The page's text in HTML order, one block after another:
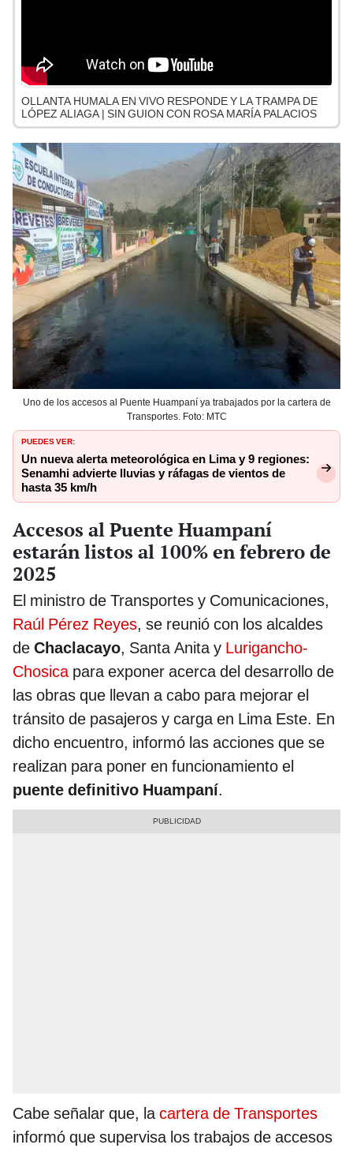
OLLANTA HUMALA EN VIVO RESPONDE Y LA TRAMPA DE
LÓPEZ ALIAGA | SIN GUION CON ROSA MARÍA PALACIOS
Uno de los accesos al Puente Huampaní ya trabajados por la cartera de
Transportes. Foto: MTC
PUEDES VER:
Un nueva alerta meteorológica en Lima y 9 regiones:
Senamhi advierte lluvias y ráfagas de vientos de
hasta 35 km/h
Accesos al Puente Huampaní
estarán listos al 100% en febrero de
2025
El ministro de Transportes y Comunicaciones,
Raúl Pérez Reyes, se reunió con los alcaldes
de Chaclacayo, Santa Anita y Lurigancho-
Chosicapara exponer acerca del desarrollo de
las obras que llevan a cabo para mejorar el
tránsito de pasajeros y carga en Lima Este. En
dicho encuentro, informó las acciones que se
realizan para poner en funcionamiento el
puente definitivo Huampaní.
Cabe señalar que, lacartera de Transportes
informó que supervisa los trabajos de accesos